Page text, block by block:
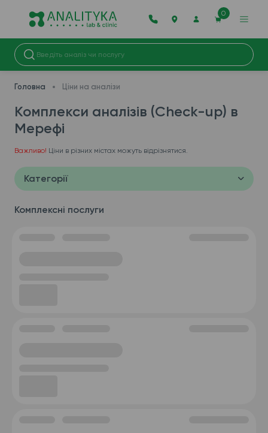
0
Головна Ціни на аналізи
Комплекси аналізів (Check-up) в
Мерефі
Важливо! Ціни в різних містах можуть відрізнятися.
Категорії
Комплексні послуги